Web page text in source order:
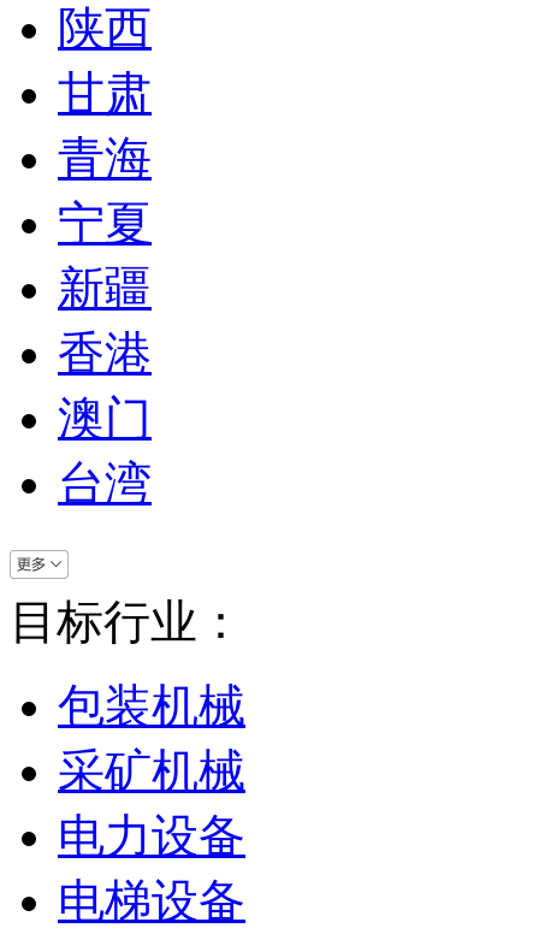
陕西
甘肃
青海
宁夏
新疆
香港
澳门
台湾
目标行业：
包装机械
采矿机械
电力设备
电梯设备